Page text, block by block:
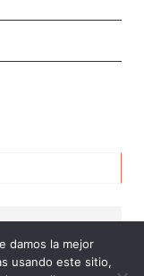
damos la mejor
usando este sitio,